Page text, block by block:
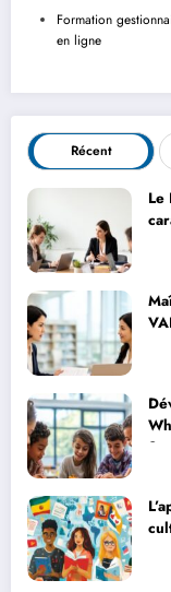
Formation
en ligne
Récent
Le
?